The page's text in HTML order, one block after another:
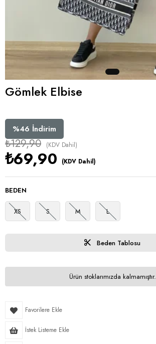
Gömlek Elbise
%46 İndirim
₺129,90 (KDV Dahil)
₺69,90 (KDV Dahil)
BEDEN
XS S M L
Beden Tablosu
Ürün stoklarımızda kalmamıştır.
Favorilere Ekle
İstek Listeme Ekle